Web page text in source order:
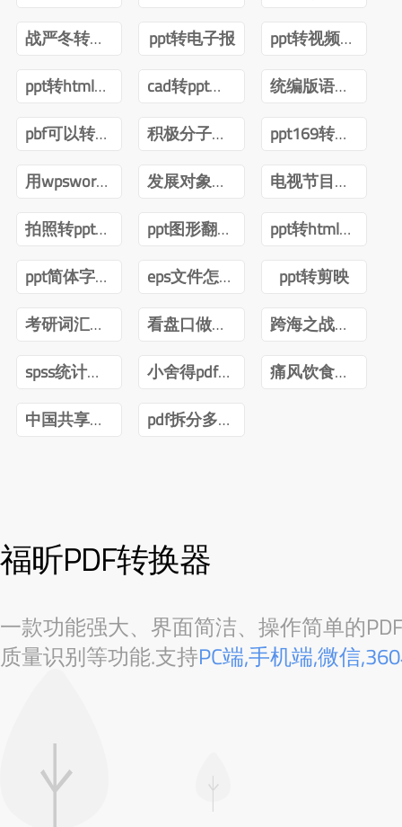
战严冬转观念ppt
ppt转电子报
ppt转视频互转
ppt转html技术
cad转ppt可以吗
统编版语文四年级下册电子课本pdf
pbf可以转ppt吗
积极分子转预备党员ppt
ppt169转成43怎么内容排版不变
用wpsword转ppt
发展对象转预备党员答辩ppt
电视节目导播郑月pdf
拍照转ppt安卓
ppt图形翻转内容不转
ppt转html前端
ppt简体字转繁体字全篇
eps文件怎么转ppt
ppt转剪映
考研词汇闪过2022版PDF
看盘口做短线曹明成Pdf
跨海之战金门海南一江山PDF下载
spss统计分析与数据挖掘第三版pdf
小舍得pdf百度网盘
痛风饮食调养一本就够pdf下载
中国共享经济发展报告(2020)pdf
pdf拆分多个pdf免费
福昕PDF转换器
一款功能强大、界面简洁、操作简单的
质量识别等功能.支持PC端,手机端,微信